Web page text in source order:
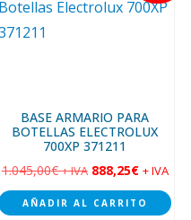
BASE ARMARIO PARA
BOTELLAS ELECTROLUX
700XP 371211
1.045,00€ + IVA 888,25€ + IVA
AÑADIR AL CARRITO